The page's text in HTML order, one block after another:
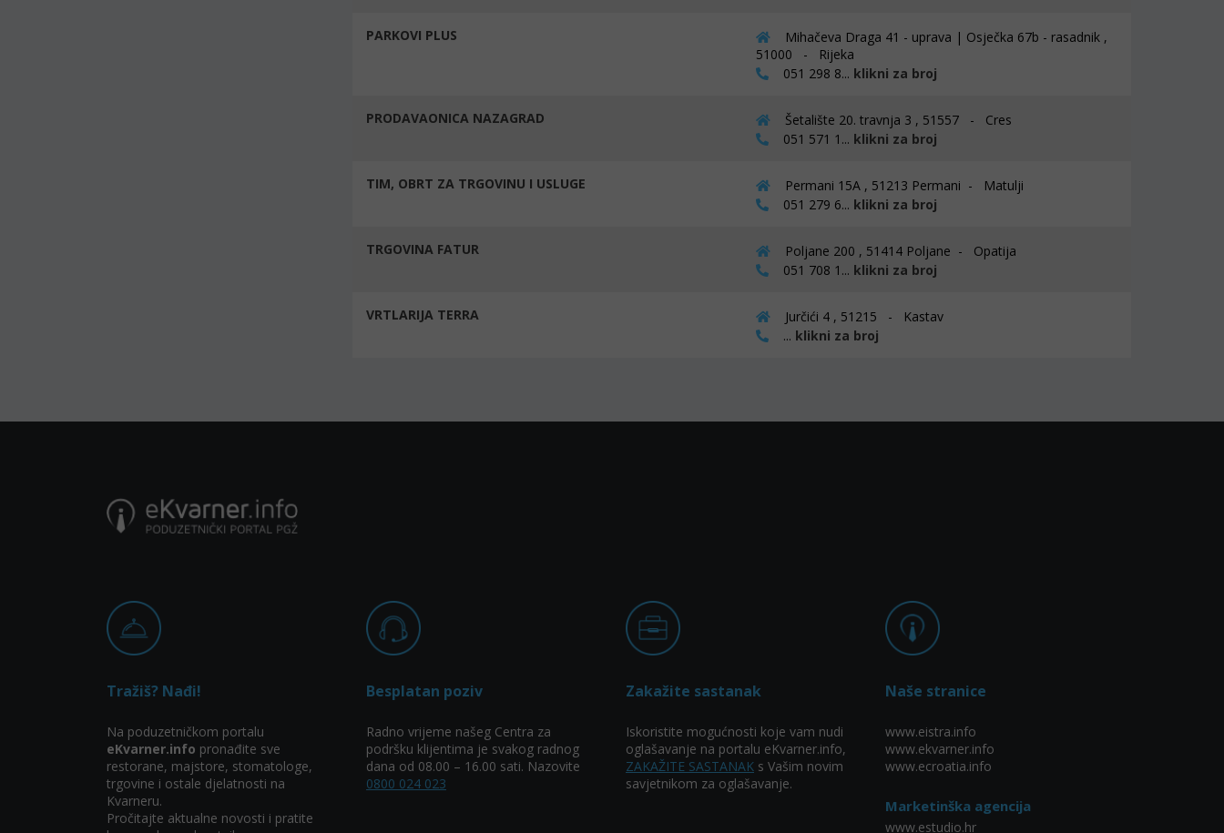
PARKOVI PLUS
Mihačeva Draga 41 - uprava | Osječka 67b - rasadnik ,
51000 - Rijeka
051 298 8... klikni za broj
PRODAVAONICA NAZAGRAD
Šetalište 20. travnja 3 , 51557 - Cres
051 571 1... klikni za broj
TIM, OBRT ZA TRGOVINU I USLUGE
Permani 15A , 51213 Permani - Matulji
051 279 6... klikni za broj
TRGOVINA FATUR
Poljane 200 , 51414 Poljane - Opatija
051 708 1... klikni za broj
VRTLARIJA TERRA
Jurčići 4 , 51215 - Kastav
... klikni za broj
Tražiš? Nađi!
Na poduzetničkom portalu
eKvarner.info pronađite sve
restorane, majstore, stomatologe,
trgovine i ostale djelatnosti na
Kvarneru.
Pročitajte aktualne novosti i pratite
Besplatan poziv
Radno vrijeme našeg Centra za
podršku klijentima je svakog radnog
dana od 08.00 – 16.00 sati. Nazovite
0800 024 023
Zakažite sastanak
Iskoristite mogućnosti koje vam nudi
oglašavanje na portalu eKvarner.info,
ZAKAŽITE SASTANAK s Vašim novim
savjetnikom za oglašavanje.
Naše stranice
www.eistra.info
www.ekvarner.info
www.ecroatia.info
Marketinška agencija
www.estudio.hr